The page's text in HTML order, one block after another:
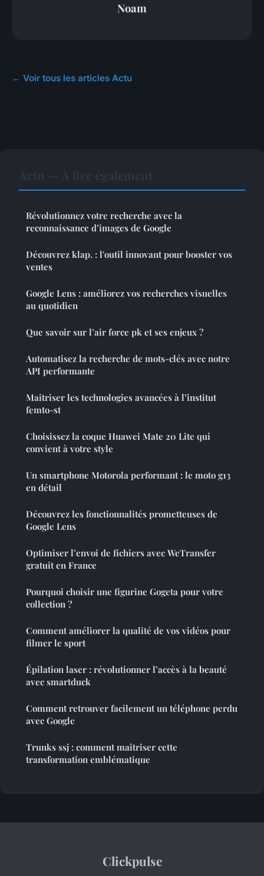
Noam
← Voir tous les articles Actu
Révolutionnez votre recherche avec la
reconnaissance d’images de Google
Découvrez klap. : l'outil innovant pour booster vos
ventes
Google Lens : améliorez vos recherches visuelles
au quotidien
Que savoir sur l’air force pk et ses enjeux ?
Automatisez la recherche de mots-clés avec notre
API performante
Maîtriser les technologies avancées à l’institut
femto-st
Choisissez la coque Huawei Mate 20 Lite qui
convient à votre style
Un smartphone Motorola performant : le moto g13
en détail
Découvrez les fonctionnalités prometteuses de
Google Lens
Optimiser l’envoi de fichiers avec WeTransfer
gratuit en France
Pourquoi choisir une figurine Gogeta pour votre
collection ?
Comment améliorer la qualité de vos vidéos pour
filmer le sport
Épilation laser : révolutionner l’accès à la beauté
avec smartduck
Comment retrouver facilement un téléphone perdu
avec Google
Trunks ssj : comment maîtriser cette
transformation emblématique
Clickpulse